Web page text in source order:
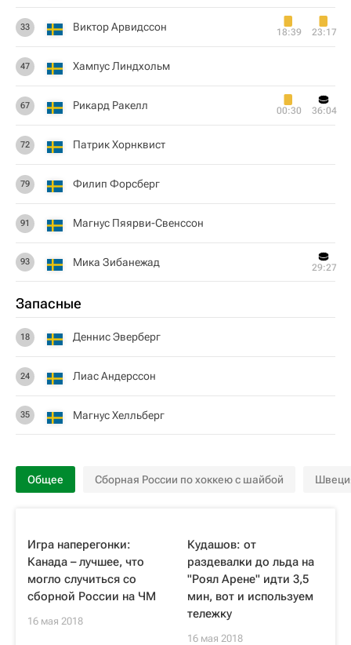
33 Виктор Арвидссон 18:39 23:17
47 Хампус Линдхольм
67 Рикард Ракелл 00:30 36:04
72 Патрик Хорнквист
79 Филип Форсберг
91 Магнус Пяярви-Свенссон
93 Мика Зибанежад 29:27
Запасные
18 Деннис Эверберг
24 Лиас Андерссон
35 Магнус Хелльберг
Общее Сборная России по хоккею с шайбой
Игра наперегонки:
Канада – лучшее, что
могло случиться со
сборной России на ЧМ
16 мая 2018
Кудашов: от
раздевалки до льда на
"Роял Арене" идти 3,5
мин, вот и используем
тележку
16 мая 2018